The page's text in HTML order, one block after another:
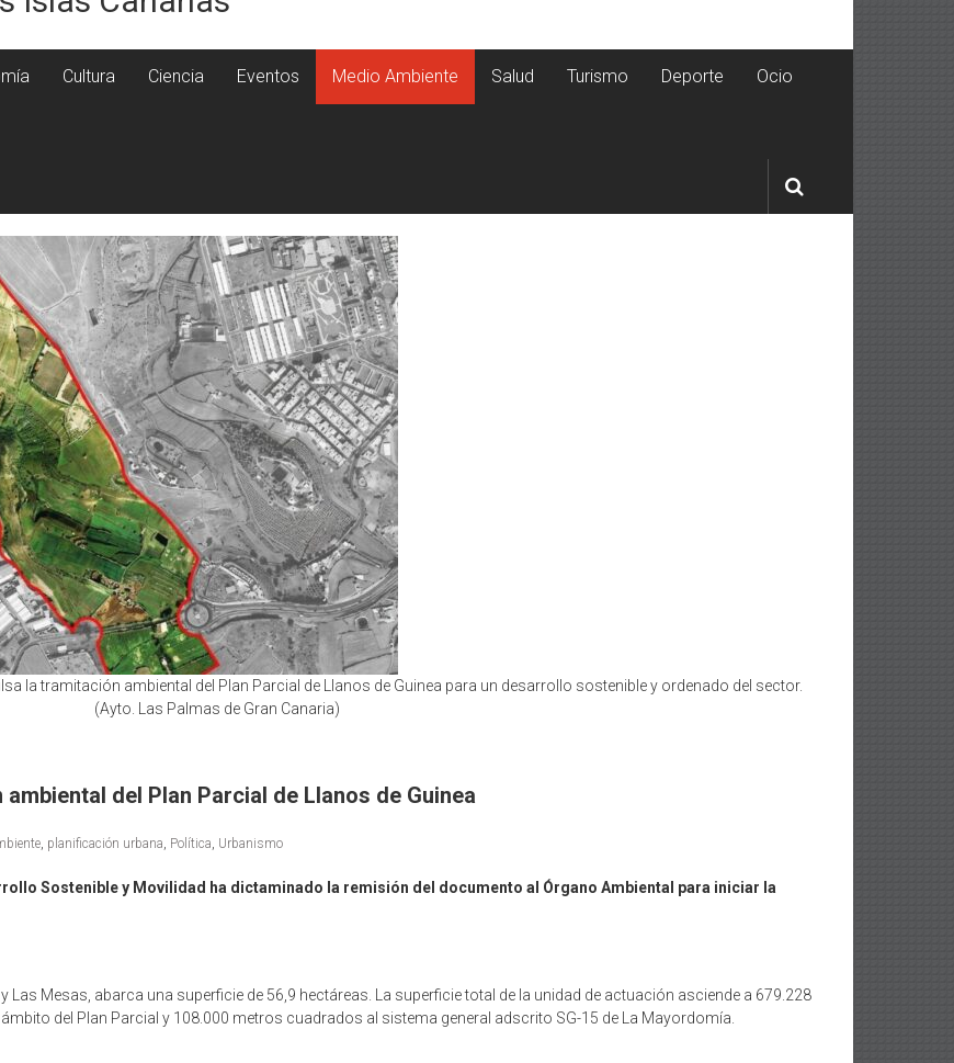
Cultura Ciencia Eventos Medio Ambiente Salud Turismo Deporte Ocio
la tramitación ambiental del Plan Parcial de Llanos de Guinea para un desarrollo sostenible y ordenado del sector.
(Ayto. Las Palmas de Gran Canaria)
del Plan Parcial de Llanos de Guinea
, planificación urbana, Política, Urbanismo
Sostenible y Movilidad ha dictaminado la remisión del documento al Órgano Ambiental para iniciar la
Las Mesas, abarca una superficie de 56,9 hectáreas. La superficie total de la unidad de actuación asciende a 679.228
del Plan Parcial y 108.000 metros cuadrados al sistema general adscrito SG-15 de La Mayordomía.